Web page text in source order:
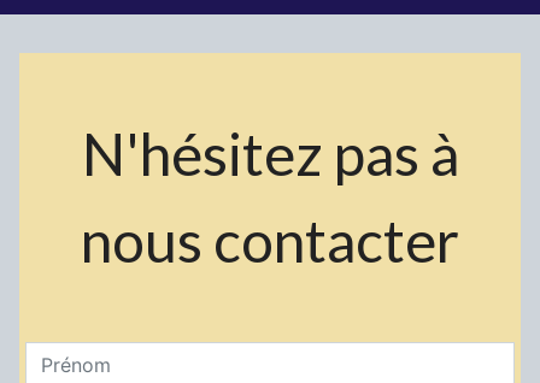
N'hésitez pas à
nous contacter